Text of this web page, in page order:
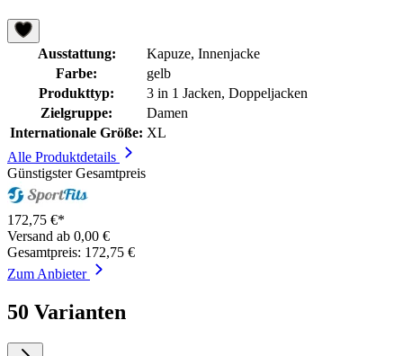
Ausstattung:
Kapuze, Innenjacke
Farbe:
gelb
Produkttyp:
3 in 1 Jacken, Doppeljacken
Zielgruppe:
Damen
Internationale Größe: XL
Alle Produktdetails
Günstigster Gesamtpreis
172,75 €*
Versand ab 0,00 €
Gesamtpreis: 172,75 €
Zum Anbieter
50 Varianten